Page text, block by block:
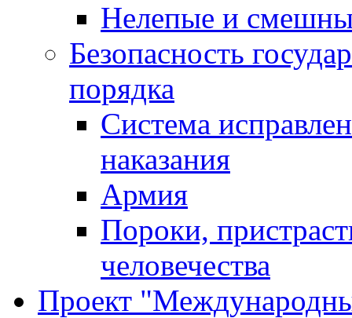
Нелепые и
Безопасность
порядка
Система
наказания
Армия
Пороки,
человечества
Проект